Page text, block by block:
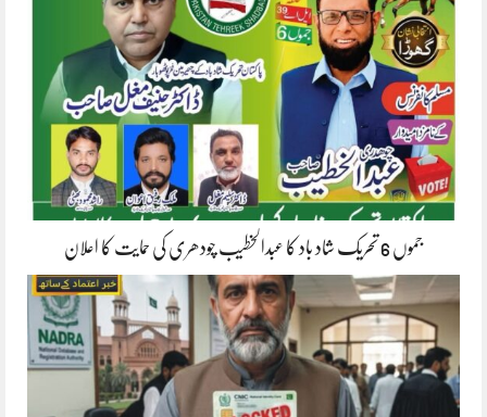
جموں 6 تحریک شاد باد کا عبدالخطیب چودھری کی حمایت کا اعلان